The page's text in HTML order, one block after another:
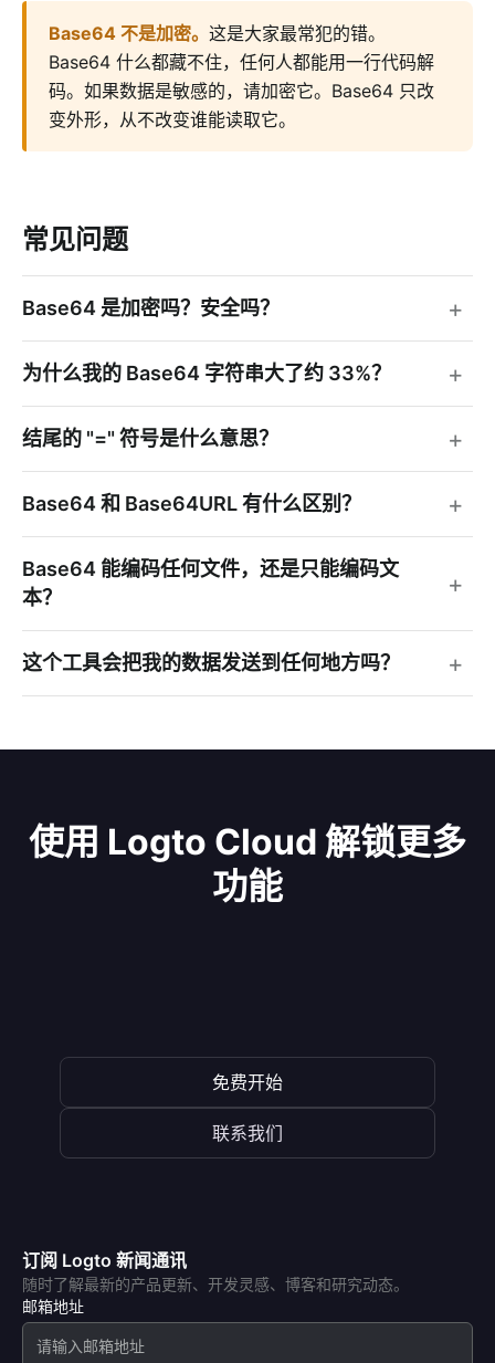
Base64 不是加密。 这是大家最常犯的错。
Base64 什么都藏不住，任何人都能用一行代码解
码。如果数据是敏感的，请加密它。Base64 只改
变外形，从不改变谁能读取它。
常见问题
Base64 是加密吗？安全吗？
为什么我的 Base64 字符串大了约 33%？
结尾的 "=" 符号是什么意思？
Base64 和 Base64URL 有什么区别？
Base64 能编码任何文件，还是只能编码文
本？
这个工具会把我的数据发送到任何地方吗？
使用 Logto Cloud 解锁更多
功能
免费开始
联系我们
订阅 Logto 新闻通讯
随时了解最新的产品更新、开发灵感、博客和研究动态。
邮箱地址